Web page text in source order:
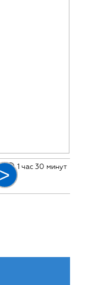
1 час 30 минут